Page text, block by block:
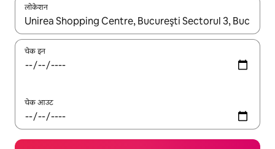
लोकेशन
नतीजों के उपलब्ध होने पर, अप और डाउन 'ऐरो की' का इस्तेमाल करके नेविगेट
चेक इन
चेक आउट